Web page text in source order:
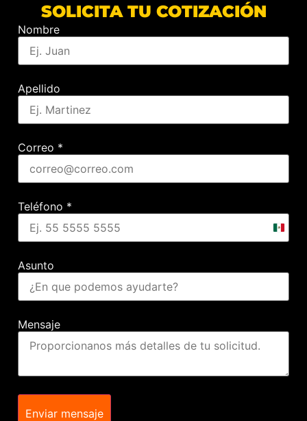
SOLICITA TU COTIZACIÓN
Nombre
Apellido
Correo *
Teléfono *
Asunto
Mensaje
Enviar mensaje